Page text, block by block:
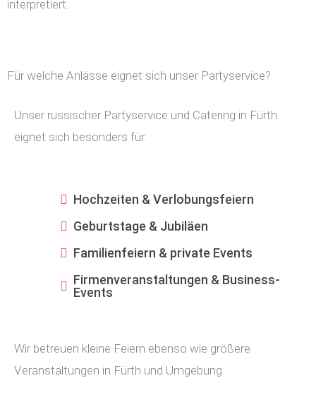
interpretiert.
Für welche Anlässe eignet sich unser Partyservice?
Unser russischer Partyservice und Catering in Fürth
eignet sich besonders für:
Hochzeiten & Verlobungsfeiern
Geburtstage & Jubiläen
Familienfeiern & private Events
Firmenveranstaltungen & Business-
Events
Wir betreuen kleine Feiern ebenso wie größere
Veranstaltungen in Fürth und Umgebung.